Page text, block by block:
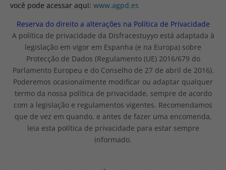
você pode acessar aqui: www.agpd.es
Reserva do direito a alterações na Política de Privacidade
A política de privacidade da Disfracestuyyo está adaptada à
legislação em vigor em Espanha (e na Europa) sobre
Protecção de Dados (Regulamento (UE) 2016/679 do
Parlamento Europeu e do Conselho de 27 de abril de 2016).
Poderemos ocasionalmente modificar ou adaptar qualquer
termo da nossa política de privacidade, sempre de acordo
com a legislação e regulamentos vigentes. Recomendamos
que de vez em quando, e antes de fazer uma encomenda,
leia esta política de privacidade para estar sempre
informado.